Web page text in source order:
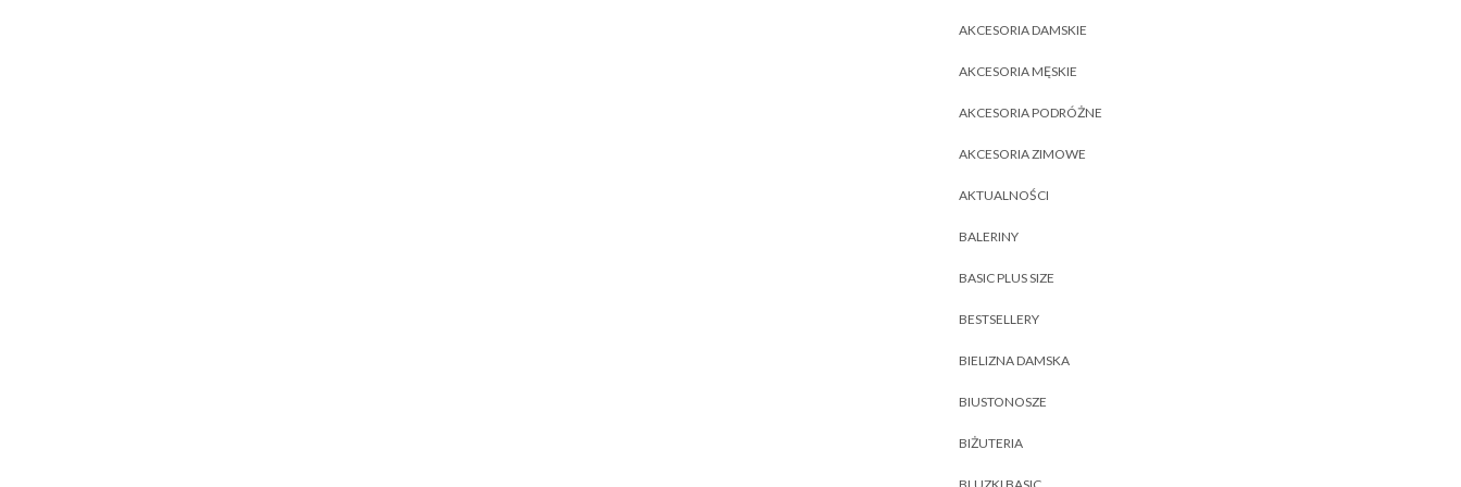
AKCESORIA DAMSKIE
AKCESORIA MĘSKIE
AKCESORIA PODRÓŻNE
AKCESORIA ZIMOWE
AKTUALNOŚCI
BALERINY
BASIC PLUS SIZE
BESTSELLERY
BIELIZNA DAMSKA
BIUSTONOSZE
BIŻUTERIA